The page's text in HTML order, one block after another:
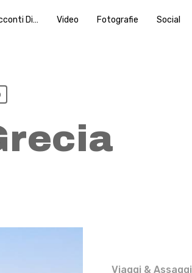
Di… Video Fotografie Social
Viaggi & Assaggi